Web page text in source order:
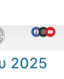
2025